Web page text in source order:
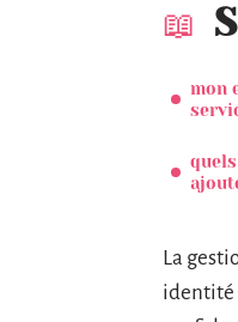
mon
La
identité